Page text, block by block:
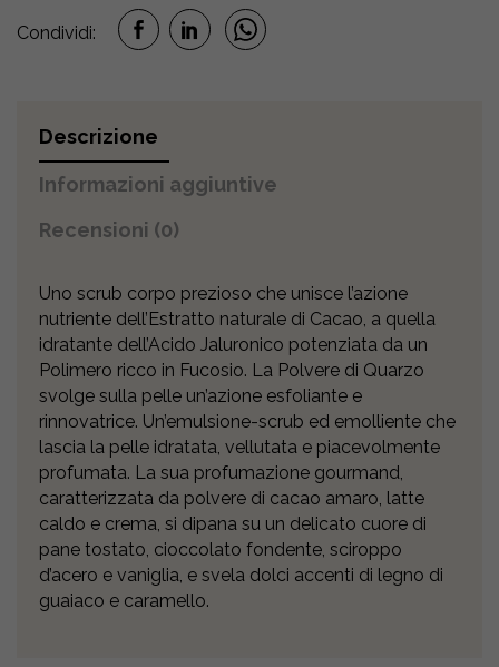
Condividi:
Descrizione
Informazioni aggiuntive
Recensioni (0)
Uno scrub corpo prezioso che unisce l’azione
nutriente dell’Estratto naturale di Cacao, a quella
idratante dell’Acido Jaluronico potenziata da un
Polimero ricco in Fucosio. La Polvere di Quarzo
svolge sulla pelle un’azione esfoliante e
rinnovatrice. Un’emulsione-scrub ed emolliente che
lascia la pelle idratata, vellutata e piacevolmente
profumata. La sua profumazione gourmand,
caratterizzata da polvere di cacao amaro, latte
caldo e crema, si dipana su un delicato cuore di
pane tostato, cioccolato fondente, sciroppo
d’acero e vaniglia, e svela dolci accenti di legno di
guaiaco e caramello.